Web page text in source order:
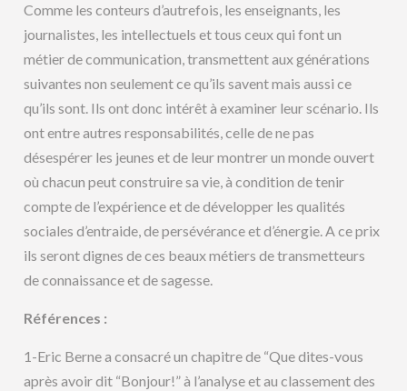
Comme les conteurs d’autrefois, les enseignants, les
journalistes, les intellectuels et tous ceux qui font un
métier de communication, transmettent aux générations
suivantes non seulement ce qu’ils savent mais aussi ce
qu’ils sont. Ils ont donc intérêt à examiner leur scénario. Ils
ont entre autres responsabilités, celle de ne pas
désespérer les jeunes et de leur montrer un monde ouvert
où chacun peut construire sa vie, à condition de tenir
compte de l’expérience et de développer les qualités
sociales d’entraide, de persévérance et d’énergie. A ce prix
ils seront dignes de ces beaux métiers de transmetteurs
de connaissance et de sagesse.
Références :
1-Eric Berne a consacré un chapitre de “Que dites-vous
après avoir dit “Bonjour!” à l’analyse et au classement des